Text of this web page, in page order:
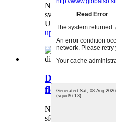
Na sve upite rado
svoja pitanja i
Uzorak zaliha je
upit
detalj
Dvostruka
fleksibilna
Naziv: Metalni
sferom